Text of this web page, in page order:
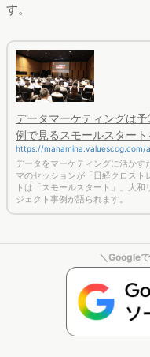
す。
データマーケティングは
例で見るスモールスター
https://manamina.valuesccg.com/
データをマーケティングに活かす
マのセッションが「日経クロス
トは「スモールスタート」。大
ジェクト事例が語られます。
＼Google